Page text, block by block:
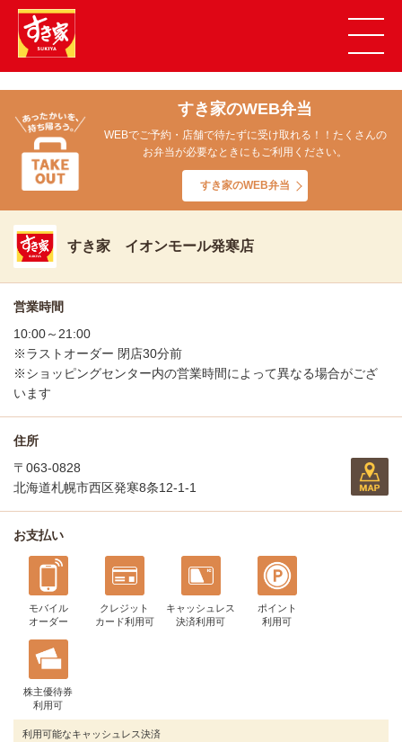
すき家のWEB弁当
WEBでご予約・店舗で待たずに受け取れる！！たくさんの
お弁当が必要なときにもご利用ください。
すき家のWEB弁当
すき家 イオンモール発寒店
営業時間
10:00～21:00
※ラストオーダー 閉店30分前
※ショッピングセンター内の営業時間によって異なる場合がござ
います
住所
〒063-0828
北海道札幌市西区発寒8条12-1-1
お支払い
モバイル
オーダー
クレジット
カード利用可
キャッシュレス
決済利用可
ポイント
利用可
株主優待券
利用可
利用可能なキャッシュレス決済